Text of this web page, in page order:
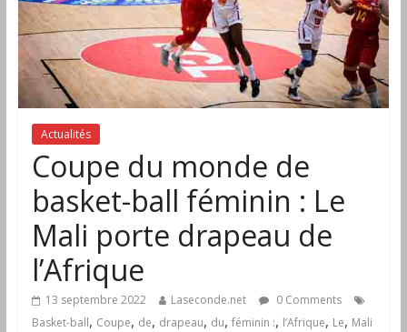
Actualités
Coupe du monde de
basket-ball féminin : Le
Mali porte drapeau de
l’Afrique
13 septembre 2022 Laseconde.net
0 Comments
Basket-ball, Coupe, de, drapeau, du, féminin :, l’Afrique, Le, Mali